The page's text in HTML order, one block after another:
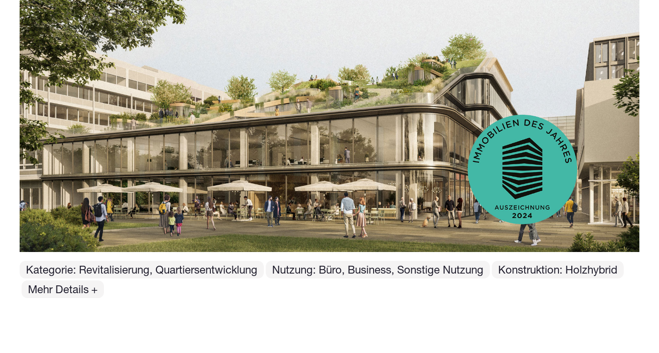
Kategorie: Revitalisierung, Quartiersentwicklung Nutzung: Büro, Business, Sonstige Nutzung
Konstruktion: Holzhybrid
Mehr Details